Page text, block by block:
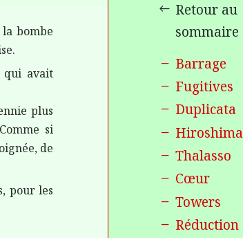
bombe
qui avait
plus
Comme si
de
pour les
Retour au
sommaire
Barrage
Fugitives
Duplicata
Hiroshima
Thalasso
Cœur
Towers
Réduction